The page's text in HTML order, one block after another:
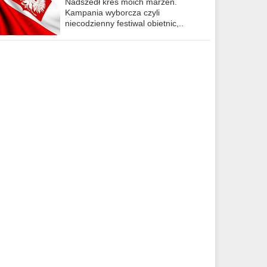
Kampania wyborcza czyli
niecodzienny festiwal obietnic,..